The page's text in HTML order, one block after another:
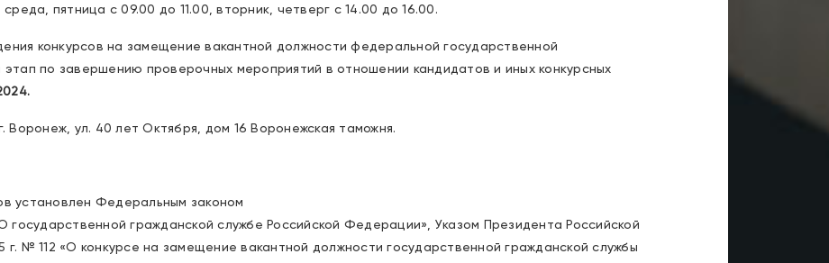
пятница с 09.00 до 11.00, вторник, четверг с 14.00 до 16.00.
конкурсов на замещение вакантной должности федеральной государственной
этап по завершению проверочных мероприятий в отношении кандидатов и иных конкурсных
Воронеж, ул. 40 лет Октября, дом 16 Воронежская таможня.
установлен Федеральным законом
гражданской службе Российской Федерации», Указом Президента Российской
№ 112 «О конкурсе на замещение вакантной должности государственной гражданской службы